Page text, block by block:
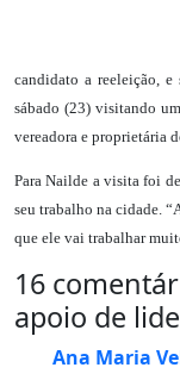
candidato a reeleição,
sábado (23) visitando
vereadora e proprietária
Para Nailde a visita foi
seu trabalho na cidade.
que ele vai trabalhar
16
apoio de
Ana Maria